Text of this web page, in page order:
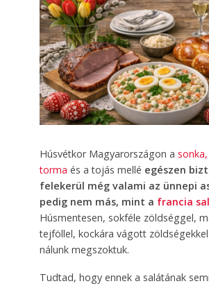
Húsvétkor Magyarországon a
torma és a tojás mellé egészen
felekerül még valami az ünnepi
pedig nem más, mint a francia
Húsmentesen, sokféle zöldséggel,
tejföllel, kockára vágott
nálunk megszoktuk.
Tudtad, hogy ennek a salátának